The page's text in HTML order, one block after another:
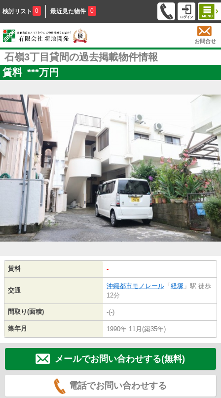
検討リスト 0 最近見た物件 0
お問合せ
石嶺3丁目貸間の過去掲載物件情報
賃料 ***万円
賃料 -
交通
沖縄都市モノレール 「 経塚 」駅 徒歩
12分
間取り(面積) -(-)
築年月 1990年 11月(築35年)
メールでお問い合わせする(無料)
電話でお問い合わせする